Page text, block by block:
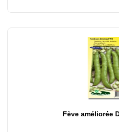
Fève améliorée